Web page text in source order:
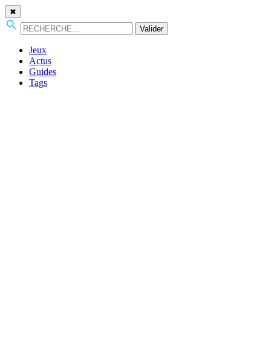
✖
Valider
Jeux
Actus
Guides
Tags